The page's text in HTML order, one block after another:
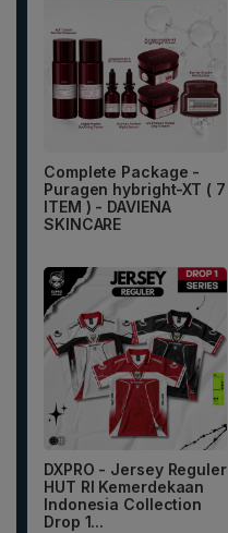
Complete Package -
Puragen hybright-XT ( 7
ITEM ) - DAVIENA
SKINCARE
DXPRO - Jersey Reguler
HUT RI Kemerdekaan
Indonesia Collection
Drop 1...